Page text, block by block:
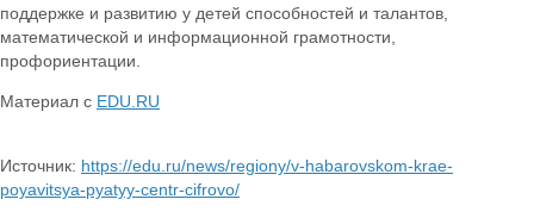
поддержке и развитию у детей способностей и талантов,
математической и информационной грамотности,
профориентации.
Материал с EDU.RU
Источник: https://edu.ru/news/regiony/v-habarovskom-krae-
poyavitsya-pyatyy-centr-cifrovo/